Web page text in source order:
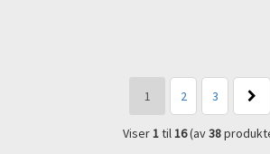
1 2 3
Viser1til16(av38